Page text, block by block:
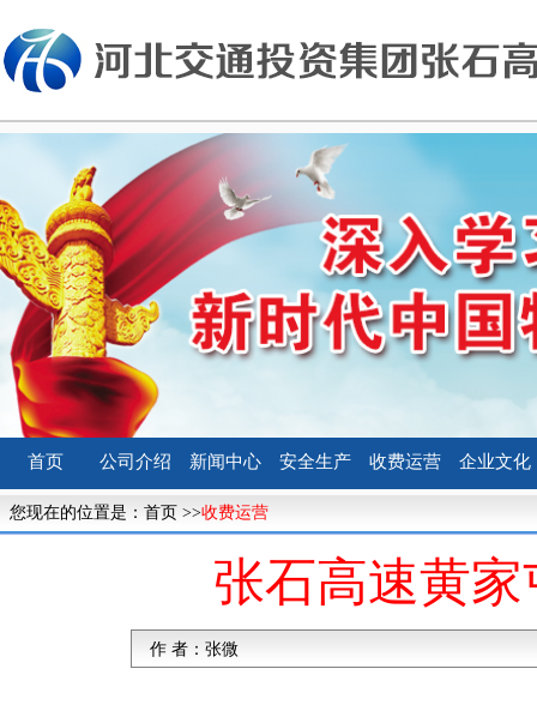
首页 公司介绍 新闻中心 安全生产 收费运营 企业文化
您现在的位置是： 首页 >>收费运营
张石高速黄
作 者： 张微